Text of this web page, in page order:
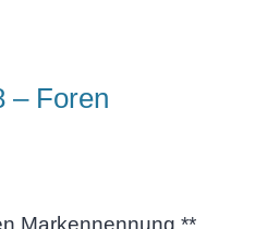
– Foren
Markennennung **